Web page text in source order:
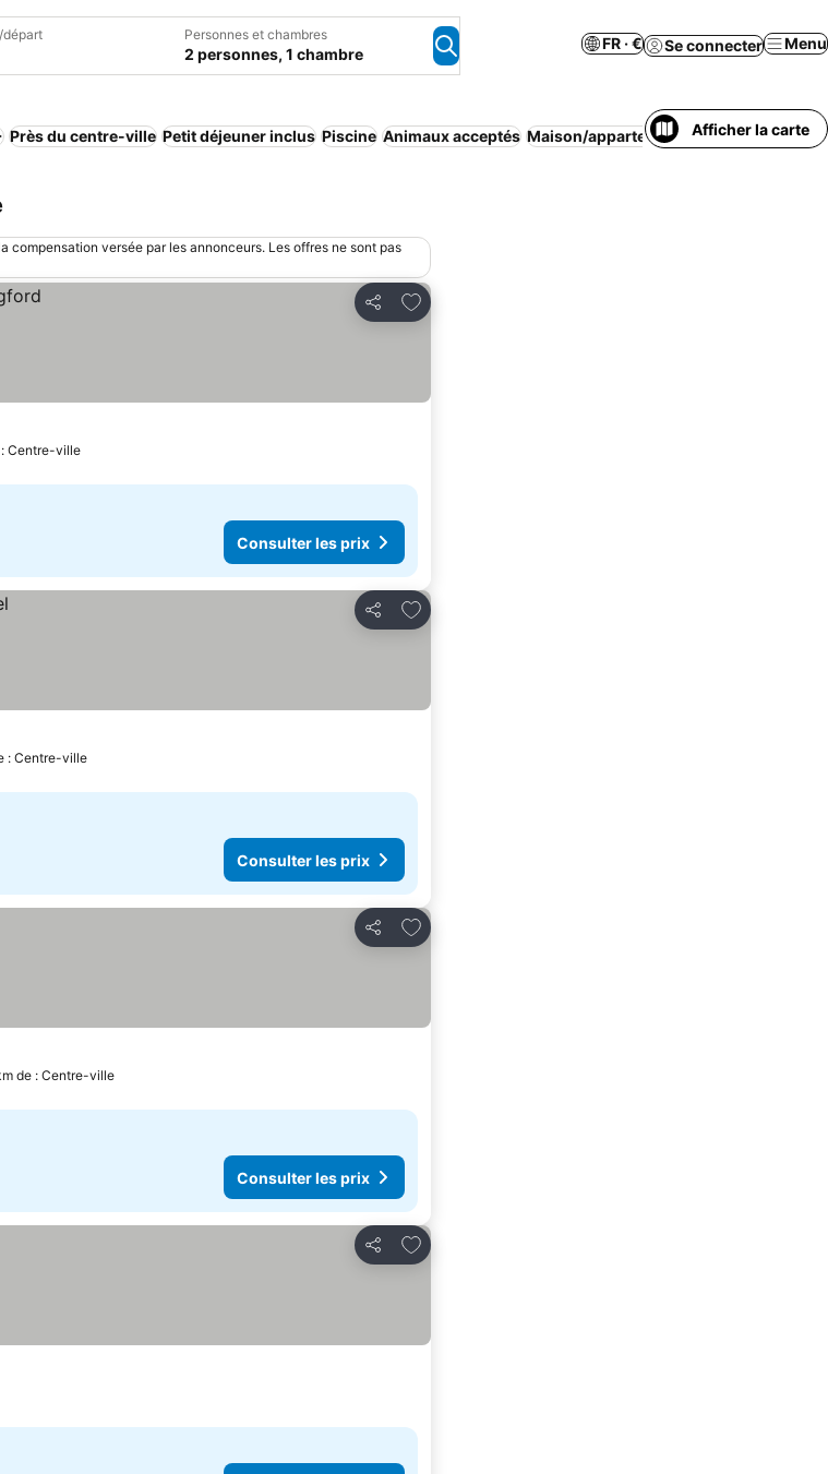
Personnes et chambres
2 personnes, 1 chambre
FR · € Se connecter Menu
Près du centre-ville Petit déjeuner inclus Piscine Animaux acceptés Maison/appartement entier Parking
Afficher la carte
compensation versée par les annonceurs. Les offres ne sont pas
Partager
Ajouter à mes favoris
Centre-ville
Consulter les prix
Partager
Ajouter à mes favoris
: Centre-ville
Consulter les prix
Partager
Ajouter à mes favoris
de : Centre-ville
Consulter les prix
Partager
Ajouter à mes favoris